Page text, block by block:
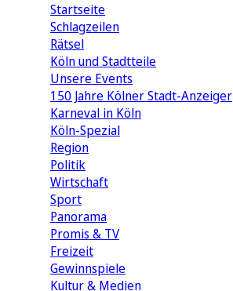
Startseite
Schlagzeilen
Rätsel
Köln und Stadtteile
Unsere Events
150 Jahre Kölner Stadt-Anzeiger
Karneval in Köln
Köln-Spezial
Region
Politik
Wirtschaft
Sport
Panorama
Promis & TV
Freizeit
Gewinnspiele
Kultur & Medien